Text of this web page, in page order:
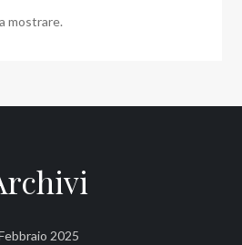
mostrare.
2025